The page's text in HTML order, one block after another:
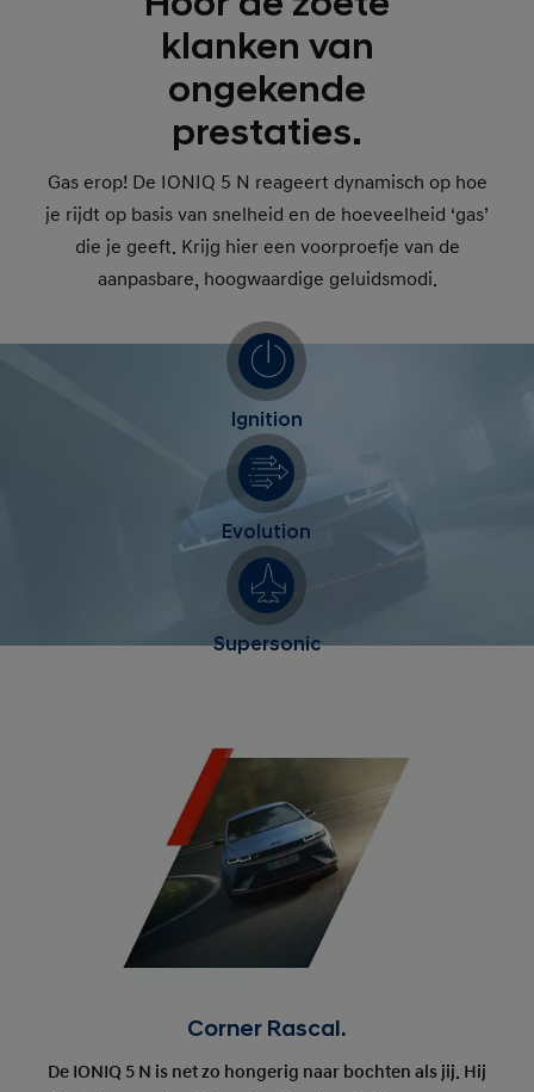
klanken van
ongekende
prestaties.
Gas erop! De IONIQ 5 N reageert dynamisch op hoe
je rijdt op basis van snelheid en de hoeveelheid ‘gas’
die je geeft. Krijg hier een voorproefje van de
aanpasbare, hoogwaardige geluidsmodi.
Ignition
Evolution
Supersonic
Corner Rascal.
De IONIQ 5 N is net zo hongerig naar bochten als jij. Hij